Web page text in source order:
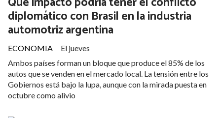
diplomático con Brasil en la industria
automotriz argentina
ECONOMIA
El jueves
Ambos países forman un bloque que produce el 85% de los
autos que se venden en el mercado local. La tensión entre los
Gobiernos está bajo la lupa, aunque con la mirada puesta en
octubre como alivio